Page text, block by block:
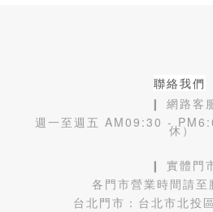
聯絡我們
❙ 網路客
週一至週五 AM09:30 - 休）
❙ 實體門
各門市營業時間請至
台北門市： 台北市北投